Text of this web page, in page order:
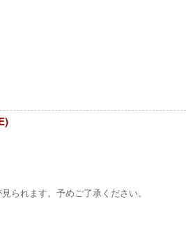
られます。予めご了承ください。